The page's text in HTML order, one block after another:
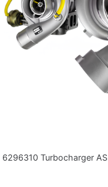
6296310 Turbocharger AS